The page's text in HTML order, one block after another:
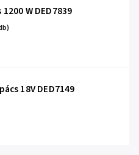
W DED7839
18V DED7149